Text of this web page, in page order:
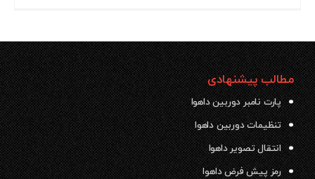
مطالب پیشنهادی
پارت نامبر دوربین داهوا
تنظیمات دوربین داهوا
انتقال تصویر داهوا
رمز پیش فرض داهوا